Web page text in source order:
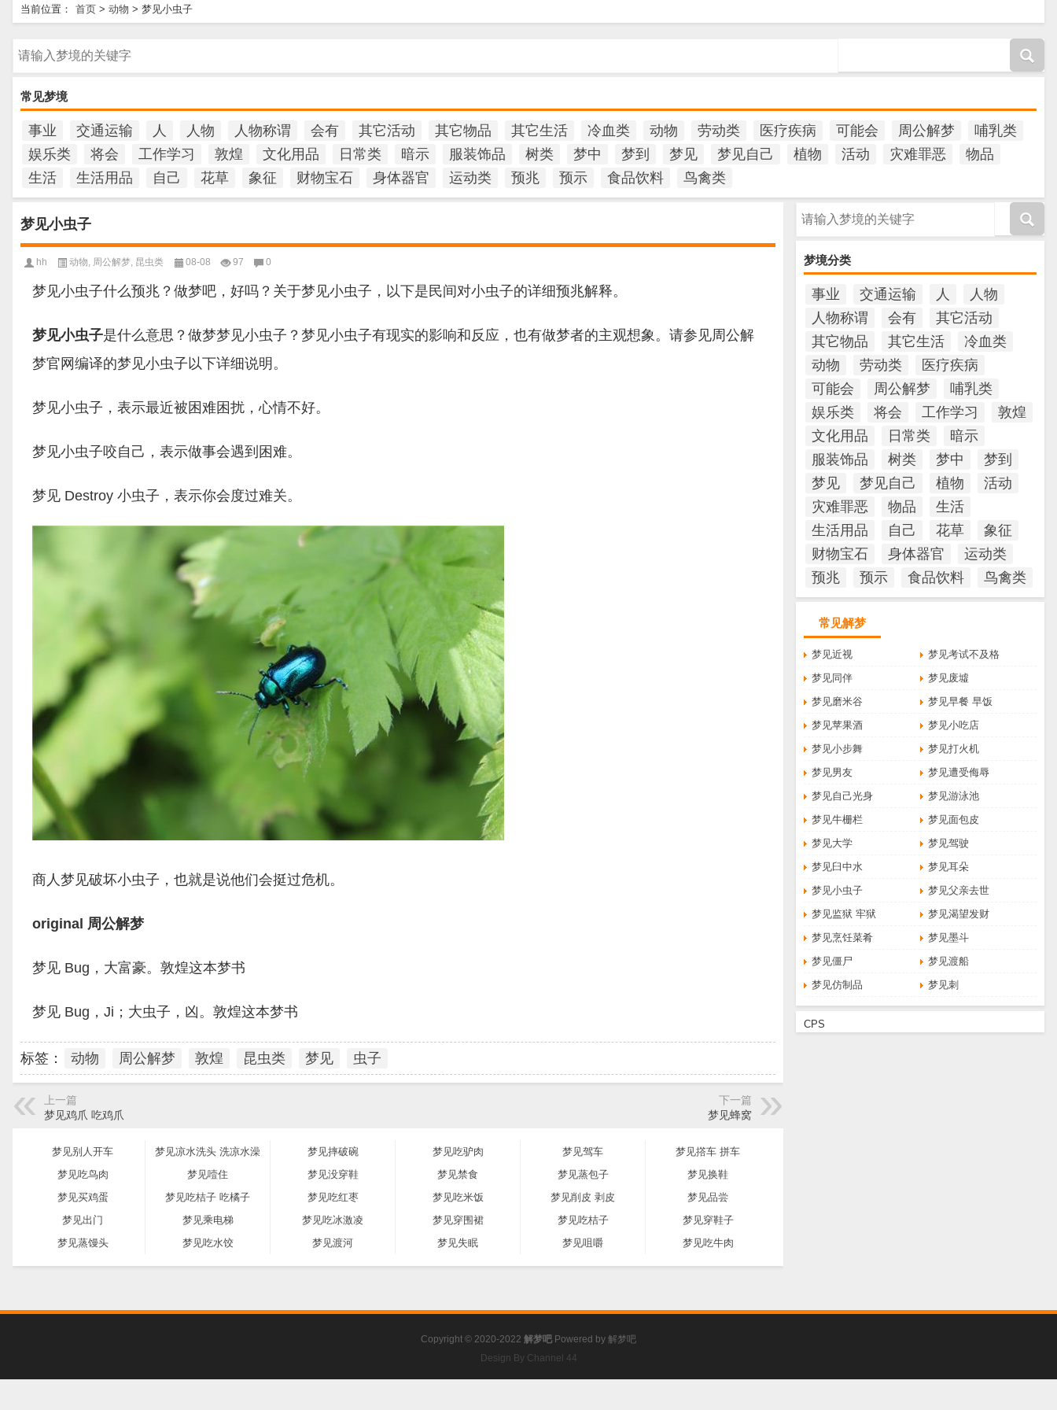
当前位置： 首页 > 动物 > 梦见小虫子
常见梦境
事业 交通运输 人 人物 人物称谓 会有 其它活动 其它物品 其它生活 冷血类 动物 劳动类 医疗疾病 可能会 周公解梦
哺乳类
娱乐类
将会 工作学习 敦煌 文化用品 日常类 暗示 服装饰品 树类 梦中 梦到 梦见 梦见自己 植物 活动 灾难罪恶
物品
生活
生活用品 自己 花草 象征 财物宝石 身体器官 运动类 预兆 预示 食品饮料 鸟禽类
梦境分类
事业 交通运输 人
人物
人物称谓
会有
其它活动
其它物品
其它生活
冷血类
动物
劳动类
医疗疾病
可能会
周公解梦
哺乳类
娱乐类
将会 工作学习
敦煌
文化用品
日常类
暗示
服装饰品
树类 梦中
梦到
梦见
梦见自己 植物
活动
灾难罪恶
物品
生活
生活用品
自己 花草
象征
财物宝石
身体器官
运动类
预兆
预示 食品饮料 鸟禽类
常见解梦
梦见近视
梦见考试不及格
梦见同伴
梦见废墟
梦见磨米谷
梦见早餐 早饭
梦见苹果酒
梦见小吃店
梦见小步舞
梦见打火机
梦见男友
梦见遭受侮辱
梦见自己光身
梦见游泳池
梦见牛栅栏
梦见面包皮
梦见大学
梦见驾驶
梦见臼中水
梦见耳朵
梦见小虫子
梦见父亲去世
梦见监狱 牢狱
梦见渴望发财
梦见烹饪菜肴
梦见墨斗
梦见僵尸
梦见渡船
梦见仿制品
梦见刺
CPS
梦见小虫子
hh 动物, 周公解梦, 昆虫类 08-08 97 0
梦见小虫子什么预兆？做梦吧，好吗？关于梦见小虫子，以下是民间对小虫子的详细预兆解释。
梦见小虫子是什么意思？做梦梦见小虫子？梦见小虫子有现实的影响和反应，也有做梦者的主观想象。请参见周公解
梦官网编译的梦见小虫子以下详细说明。
梦见小虫子，表示最近被困难困扰，心情不好。
梦见小虫子咬自己，表示做事会遇到困难。
梦见 Destroy 小虫子，表示你会度过难关。
商人梦见破坏小虫子，也就是说他们会挺过危机。
original 周公解梦
梦见 Bug，大富豪。敦煌这本梦书
梦见 Bug，Ji；大虫子，凶。敦煌这本梦书
标签： 动物 周公解梦 敦煌 昆虫类 梦见 虫子
上一篇
梦见鸡爪 吃鸡爪
下一篇
梦见蜂窝
梦见别人开车 梦见凉水洗头 洗凉水澡 梦见摔破碗 梦见吃驴肉 梦见驾车
梦见撘车 拼车
梦见吃鸟肉
梦见噎住 梦见没穿鞋 梦见禁食 梦见蒸包子
梦见换鞋
梦见买鸡蛋
梦见吃桔子 吃橘子 梦见吃红枣 梦见吃米饭 梦见削皮 剥皮
梦见品尝
梦见出门
梦见乘电梯 梦见吃冰激凌 梦见穿围裙 梦见吃桔子
梦见穿鞋子
梦见蒸馒头
梦见吃水饺 梦见渡河 梦见失眠 梦见咀嚼 梦见吃牛肉
Copyright © 2020-2022 解梦吧 Powered by 解梦吧
Design By Channel 44